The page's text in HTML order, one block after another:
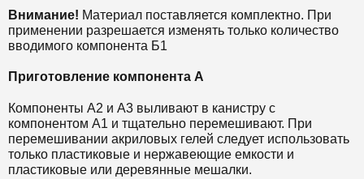
Внимание! Материал поставляется комплектно. При
применении разрешается изменять только количество
вводимого компонента Б1
Приготовление компонента А
Компоненты А2 и А3 выливают в канистру с
компонентом А1 и тщательно перемешивают. При
перемешивании акриловых гелей следует использовать
только пластиковые и нержавеющие емкости и
пластиковые или деревянные мешалки.